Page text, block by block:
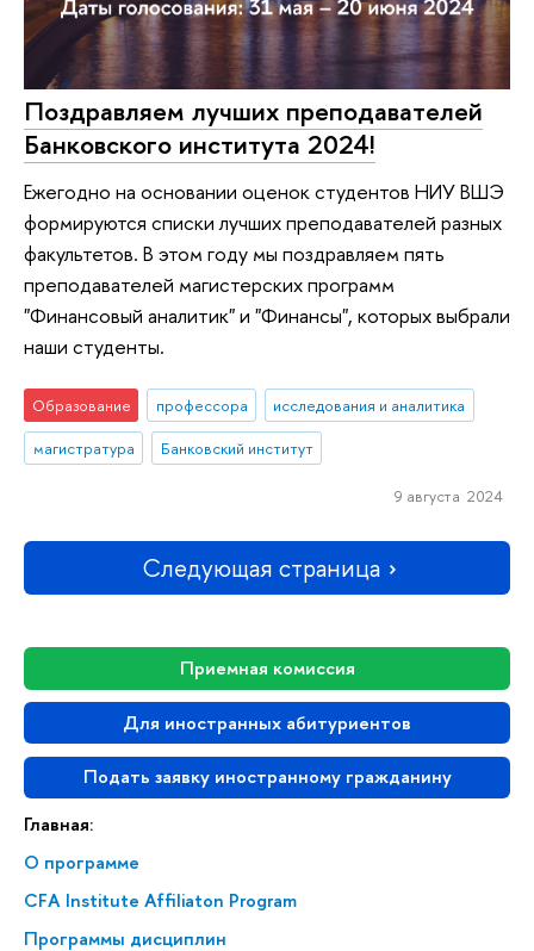
Приемная комиссия
Для иностранных абитуриентов
Подать заявку иностранному гражданину
Главная:
О программе
CFA Institute Affiliaton Program
Программы дисциплин
Поздравляем лучших преподавателей
Банковского института 2024!
Ежегодно на основании оценок студентов НИУ ВШЭ
формируются списки лучших преподавателей разных
факультетов. В этом году мы поздравляем пять
преподавателей магистерских программ
"Финансовый аналитик" и "Финансы", которых выбрали
наши студенты.
Образование профессора
исследования и аналитика
магистратура
Банковский институт
9 августа 2024
Следующая страница